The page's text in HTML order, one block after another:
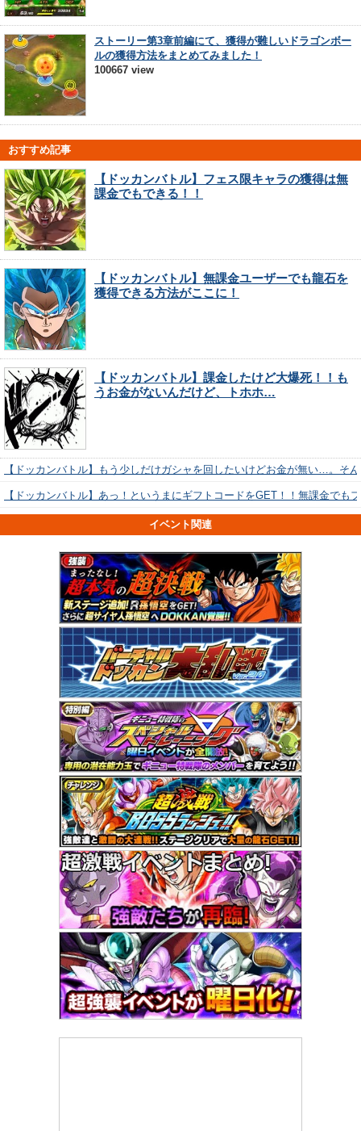
ストーリー第3章前編にて、獲得が難しいドラゴンボー
ルの獲得方法をまとめてみました！
100667 view
おすすめ記事
【ドッカンバトル】フェス限キャラの獲得は無
課金でもできる！！
【ドッカンバトル】無課金ユーザーでも龍石を
獲得できる方法がここに！
【ドッカンバトル】課金したけど大爆死！！も
うお金がないんだけど、トホホ…
【ドッカンバトル】もう少しだけガシャを回したいけどお金が無い…。そ
【ドッカンバトル】あっ！というまにギフトコードをGET！！無課金でも
イベント関連